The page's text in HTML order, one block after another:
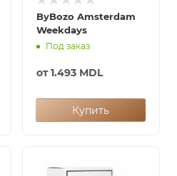
ByBozo Amsterdam
Weekdays
Под заказ
от1.493 MDL
Купить